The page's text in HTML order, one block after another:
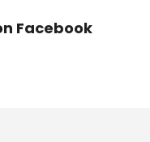
Facebook